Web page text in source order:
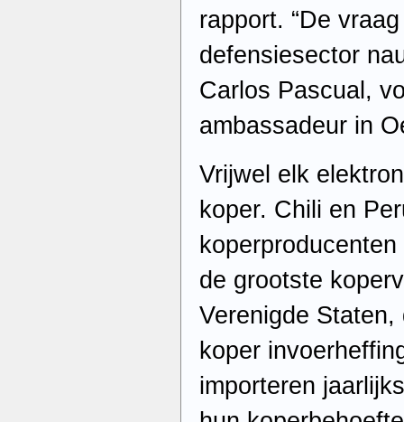
rapport. “De
defensiesector
Carlos Pascual,
ambassadeur in
Vrijwel elk
koper. Chili en
de grootste
Verenigde
koper
importeren